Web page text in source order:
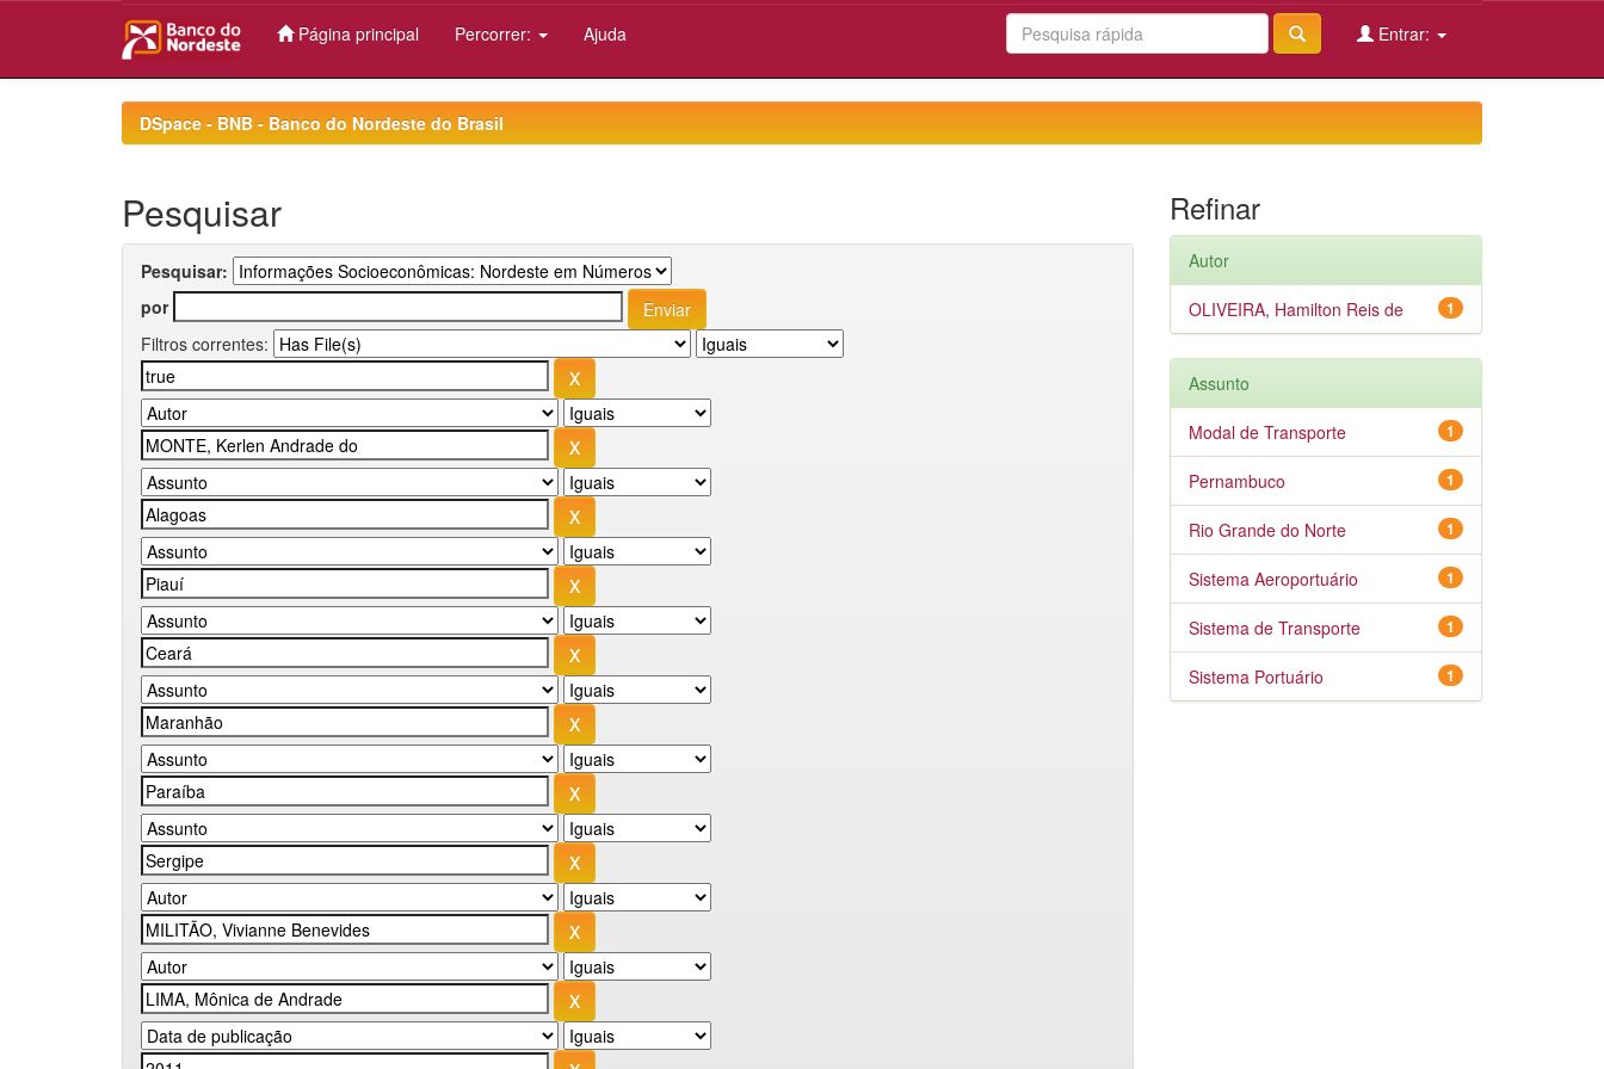
Página principal Percorrer: Ajuda Entrar:
DSpace - BNB - Banco do Nordeste do Brasil
Pesquisar
Pesquisar:
por
Filtros correntes:
Refinar
Autor
1
OLIVEIRA, Hamilton Reis de
Assunto
1
Modal de Transporte
1
Pernambuco
1
Rio Grande do Norte
1
Sistema Aeroportuário
1
Sistema de Transporte
1
Sistema Portuário